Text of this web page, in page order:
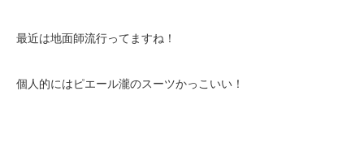
最近は地面師流行ってますね！
個人的にはピエール瀧のスーツかっこいい！